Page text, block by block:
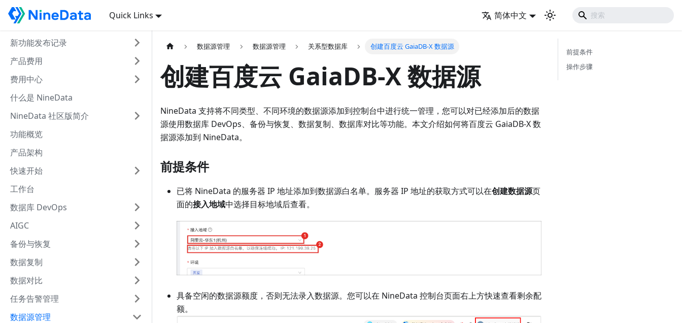
Quick Links 简体中文
新功能发布记录
产品费用
费用中心
什么是 NineData
NineData 社区版简介
功能概览
产品架构
快速开始
工作台
数据库 DevOps
AIGC
备份与恢复
数据复制
数据对比
任务告警管理
数据源管理
数据源管理 数据源管理 关系型数据库 创建百度云 GaiaDB-X 数据源
创建百度云 GaiaDB-X 数据源
NineData 支持将不同类型、不同环境的数据源添加到控制台中进行统一管理，您可以对已经添加后的数据
源使用数据库 DevOps、备份与恢复、数据复制、数据库对比等功能。本文介绍如何将百度云 GaiaDB-X 数
据源添加到 NineData。
前提条件
已将 NineData 的服务器 IP 地址添加到数据源白名单。服务器 IP 地址的获取方式可以在创建数据源页
面的接入地域中选择目标地域后查看。
具备空闲的数据源额度，否则无法录入数据源。您可以在 NineData 控制台页面右上方快速查看剩余配
额。
前提条件
操作步骤